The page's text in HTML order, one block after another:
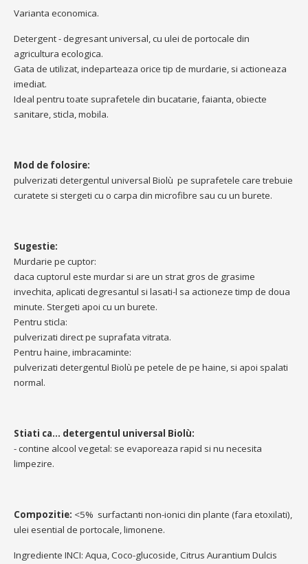
Varianta economica.
Detergent - degresant universal, cu ulei de portocale din
agricultura ecologica.
Gata de utilizat, indeparteaza orice tip de murdarie, si actioneaza
imediat.
Ideal pentru toate suprafetele din bucatarie, faianta, obiecte
sanitare, sticla, mobila.
Mod de folosire:
pulverizati detergentul universal Biolù pe suprafetele care trebuie
curatete si stergeti cu o carpa din microfibre sau cu un burete.
Sugestie:
Murdarie pe cuptor:
daca cuptorul este murdar si are un strat gros de grasime
invechita, aplicati degresantul si lasati-l sa actioneze timp de doua
minute. Stergeti apoi cu un burete.
Pentru sticla:
pulverizati direct pe suprafata vitrata.
Pentru haine, imbracaminte:
pulverizati detergentul Biolù pe petele de pe haine, si apoi spalati
normal.
Stiati ca... detergentul universal Biolù:
- contine alcool vegetal: se evaporeaza rapid si nu necesita
limpezire.
Compozitie: <5% surfactanti non-ionici din plante (fara etoxilati),
ulei esential de portocale, limonene.
Ingrediente INCI: Aqua, Coco-glucoside, Citrus Aurantium Dulcis